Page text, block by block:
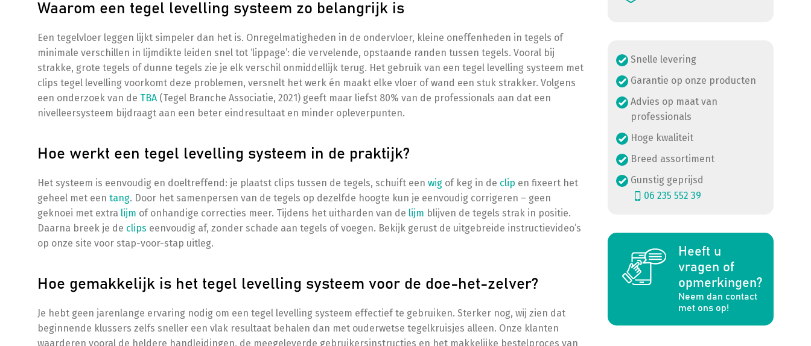
Waarom een tegel levelling systeem zo belangrijk is
Een tegelvloer leggen lijkt simpeler dan het is. Onregelmatigheden in de ondervloer, kleine oneffenheden in tegels of
minimale verschillen in lijmdikte leiden snel tot ‘lippage’: die vervelende, opstaande randen tussen tegels. Vooral bij
strakke, grote tegels of dunne tegels zie je elk verschil onmiddellijk terug. Het gebruik van een tegel levelling systeem met
clips tegel levelling voorkomt deze problemen, versnelt het werk én maakt elke vloer of wand een stuk strakker. Volgens
een onderzoek van de TBA (Tegel Branche Associatie, 2021) geeft maar liefst 80% van de professionals aan dat een
nivelleersysteem bijdraagt aan een beter eindresultaat en minder opleverpunten.
Hoe werkt een tegel levelling systeem in de praktijk?
Het systeem is eenvoudig en doeltreffend: je plaatst clips tussen de tegels, schuift een wig of keg in de clip en fixeert het
geheel met een tang. Door het samenpersen van de tegels op dezelfde hoogte kun je eenvoudig corrigeren – geen
geknoei met extra lijm of onhandige correcties meer. Tijdens het uitharden van de lijm blijven de tegels strak in positie.
Daarna breek je de clips eenvoudig af, zonder schade aan tegels of voegen. Bekijk gerust de uitgebreide instructievideo’s
op onze site voor stap-voor-stap uitleg.
Hoe gemakkelijk is het tegel levelling systeem voor de doe-het-zelver?
Je hebt geen jarenlange ervaring nodig om een tegel levelling systeem effectief te gebruiken. Sterker nog, wij zien dat
beginnende klussers zelfs sneller een vlak resultaat behalen dan met ouderwetse tegelkruisjes alleen. Onze klanten
waarderen vooral de heldere handleidingen, de meegeleverde gebruikersinstructies en het makkelijke bestelproces van
Snelle levering
Garantie op onze producten
Advies op maat van
professionals
Hoge kwaliteit
Breed assortiment
Gunstig geprijsd
06 235 552 39
Heeft u
vragen of
opmerkingen?
Neem dan contact
met ons op!